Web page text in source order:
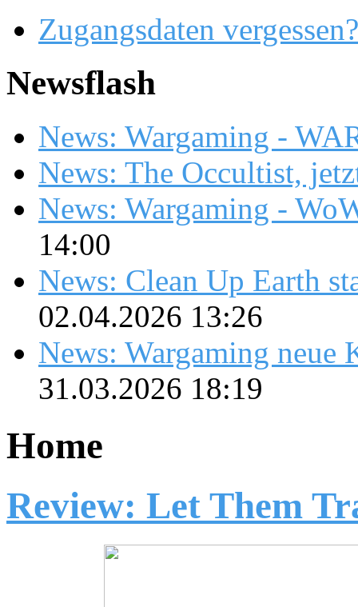
Zugangsdaten vergessen?
Newsflash
News: Wargaming -
News: The Occultist,
News: Wargaming -
14:00
News: Clean Up Earth
02.04.2026 13:26
News: Wargaming neue
31.03.2026 18:19
Home
Review: Let Them